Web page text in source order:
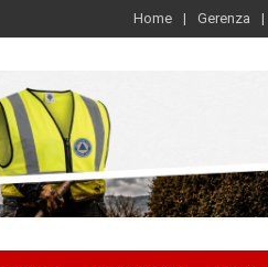
Home Gerenza